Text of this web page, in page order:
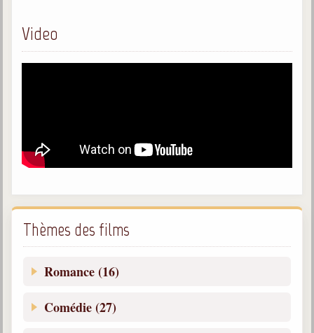
Video
Thèmes des films
Romance (16)
Comédie (27)